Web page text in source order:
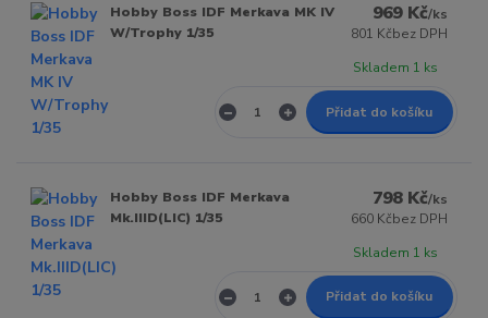
Hobby Boss IDF Merkava MK IV
W/Trophy 1/35
969 Kč/ks
801 Kčbez DPH
Skladem 1 ks
Přidat do košíku
Hobby Boss IDF Merkava
Mk.IIID(LIC) 1/35
798 Kč/ks
660 Kčbez DPH
Skladem 1 ks
Přidat do košíku